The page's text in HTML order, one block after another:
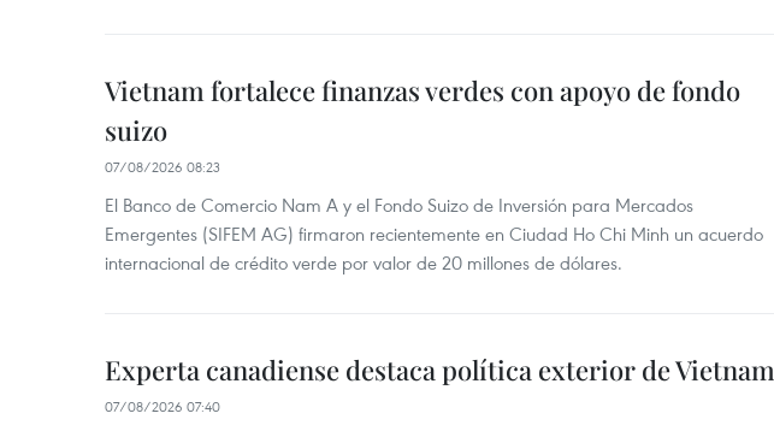
Vietnam fortalece finanzas verdes con apoyo de fondo
suizo
07/08/2026 08:23
El Banco de Comercio Nam A y el Fondo Suizo de Inversión para Mercados
Emergentes (SIFEM AG) firmaron recientemente en Ciudad Ho Chi Minh un acuerdo
internacional de crédito verde por valor de 20 millones de dólares.
Experta canadiense destaca política exterior de Vietnam
07/08/2026 07:40